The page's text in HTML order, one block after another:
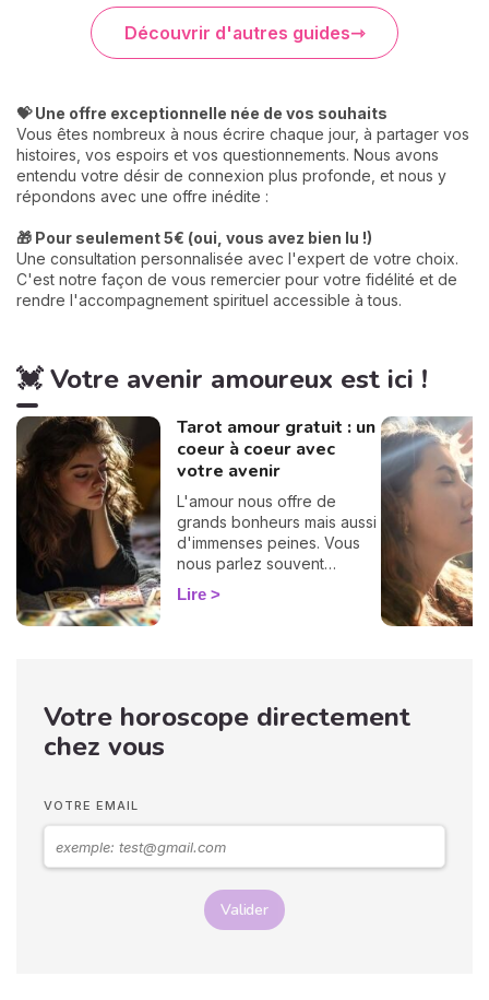
Découvrir d'autres guides
💝 Une offre exceptionnelle née de vos souhaits
Vous êtes nombreux à nous écrire chaque jour, à partager vos
histoires, vos espoirs et vos questionnements. Nous avons
entendu votre désir de connexion plus profonde, et nous y
répondons avec une offre inédite :
🎁 Pour seulement 5€ (oui, vous avez bien lu !)
Une consultation personnalisée avec l'expert de votre choix.
C'est notre façon de vous remercier pour votre fidélité et de
rendre l'accompagnement spirituel accessible à tous.
💓 Votre avenir amoureux est ici !
Tarot amour gratuit : un
coeur à coeur avec
votre avenir
L'amour nous offre de
grands bonheurs mais aussi
d'immenses peines. Vous
nous parlez souvent
d'amour dans vos
messages, vous nous
spéciale voyance amour.
Tirage de tarot amoureux,
Lire
Votre horoscope directement
chez vous
VOTRE EMAIL
Valider